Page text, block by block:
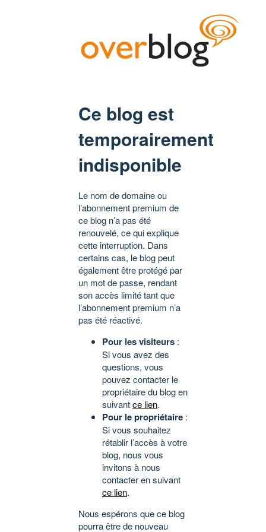
Ce blog est
temporairement
indisponible
Le nom de domaine ou
l’abonnement premium de
ce blog n’a pas été
renouvelé, ce qui explique
cette interruption. Dans
certains cas, le blog peut
également être protégé par
un mot de passe, rendant
son accès limité tant que
l’abonnement premium n’a
pas été réactivé.
Pour les visiteurs :
Si vous avez des
questions, vous
pouvez contacter le
propriétaire du blog en
suivantce lien.
Pour le propriétaire :
Si vous souhaitez
rétablir l’accès à votre
blog, nous vous
invitons à nous
contacter en suivant
ce lien.
Nous espérons que ce blog
pourra être de nouveau